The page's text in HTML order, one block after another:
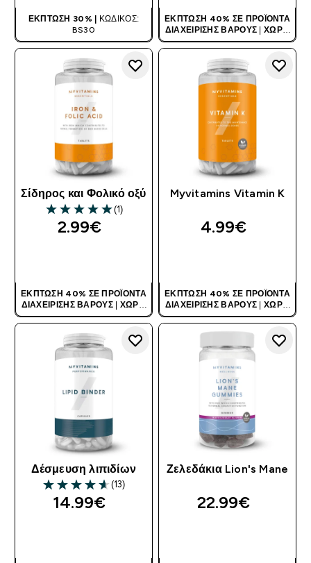
ΈΚΠΤΩΣΗ 30% |
ΚΩΔΙΚΌΣ:
BS30
ΈΚΠΤΩΣΗ 40% ΣΕ ΠΡΟΪΌΝΤΑ
ΔΙΑΧΕΊΡΙΣΗΣ ΒΆΡΟΥΣ
ΧΩΡΊΣ
ΚΩΔΙΚΌ
Σίδηρος και Φολικό οξύ
5 out of 5 stars
(1)
2.99€‎
ΈΚΠΤΩΣΗ 40% ΣΕ ΠΡΟΪΌΝΤΑ
ΔΙΑΧΕΊΡΙΣΗΣ ΒΆΡΟΥΣ| ΧΩΡΊΣ
ΚΩΔΙΚΌ
Myvitamins Vitamin K
4.99€‎
ΈΚΠΤΩΣΗ 40% ΣΕ ΠΡΟΪΌΝΤΑ
ΔΙΑΧΕΊΡΙΣΗΣ ΒΆΡΟΥΣ
ΧΩΡΊΣ
ΚΩΔΙΚΌ
Δέσμευση λιπιδίων
4.62 out of 5 stars
(13)
14.99€‎
Ζελεδάκια Lion's Mane
22.99€‎